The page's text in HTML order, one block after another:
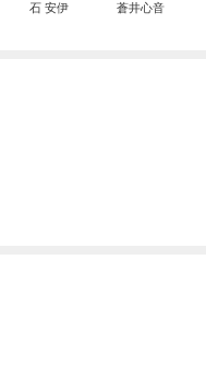
石 安伊 蒼井心音